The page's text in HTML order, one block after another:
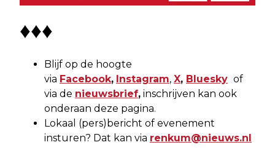
♦♦♦
Blijf op de hoogte
via Facebook, Instagram, X, Bluesky of
via de nieuwsbrief, inschrijven kan ook
onderaan deze pagina.
Lokaal (pers)bericht of evenement
insturen? Dat kan via renkum@nieuws.nl